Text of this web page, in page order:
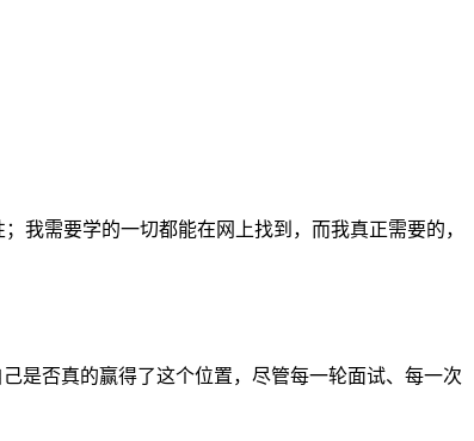
我需要学的一切都能在网上找到，而我真正需要的，
是否真的赢得了这个位置，尽管每一轮面试、每一次